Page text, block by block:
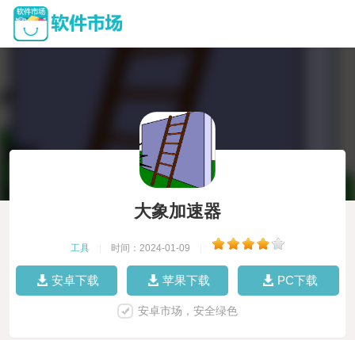
大象加速器
工具 时间：2024-01-09
安卓下载 苹果下载 PC下载
安卓市场，安全绿色